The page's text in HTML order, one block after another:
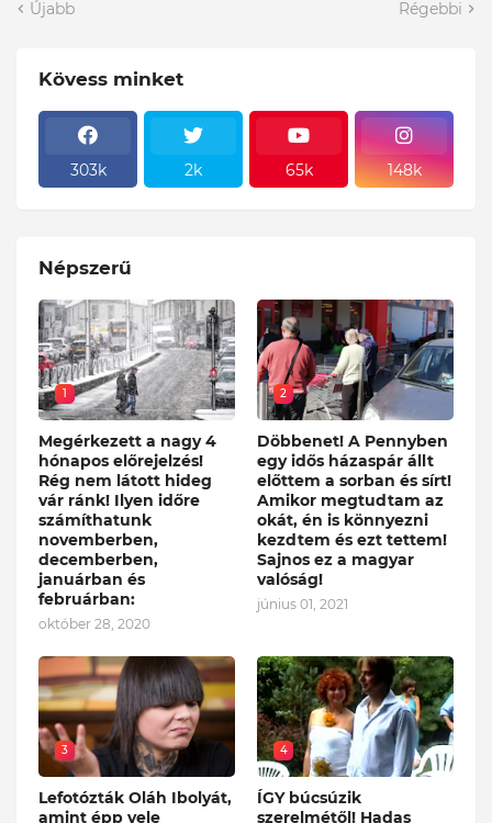
Újabb Régebbi
Kövess minket
303k 2k 65k 148k
Népszerű
1
Megérkezett a nagy 4
hónapos előrejelzés!
Rég nem látott hideg
vár ránk! Ilyen időre
számíthatunk
novemberben,
decemberben,
januárban és
februárban:
október 28, 2020
2
Döbbenet! A Pennyben
egy idős házaspár állt
előttem a sorban és sírt!
Amikor megtudtam az
okát, én is könnyezni
kezdtem és ezt tettem!
Sajnos ez a magyar
valóság!
június 01, 2021
3
Lefotózták Oláh Ibolyát,
amint épp vele
4
ÍGY búcsúzik
szerelmétől! Hadas